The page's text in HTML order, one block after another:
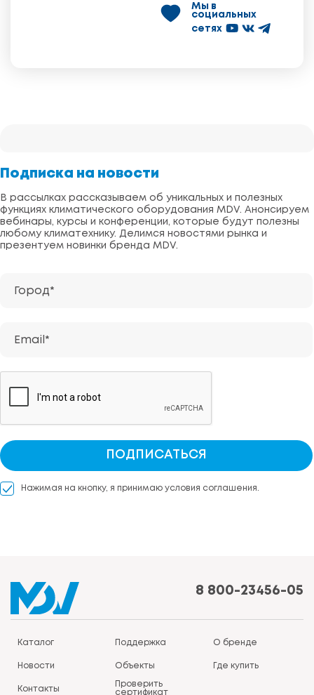
Мы в
социальных
сетях
Подписка на новости
В рассылках рассказываем об уникальных и полезных
функциях климатического оборудования MDV. Анонсируем
вебинары, курсы и конференции, которые будут полезны
любому климатехнику. Делимся новостями рынка и
презентуем новинки бренда MDV.
Город*
Email*
ПОДПИСАТЬСЯ
Нажимая на кнопку, я принимаю условия соглашения.
8 800-23456-05
Каталог Поддержка О бренде
Новости Объекты Где купить
Контакты
Проверить
сертификат